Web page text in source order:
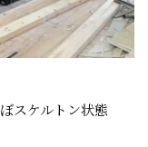
スケルトン状態